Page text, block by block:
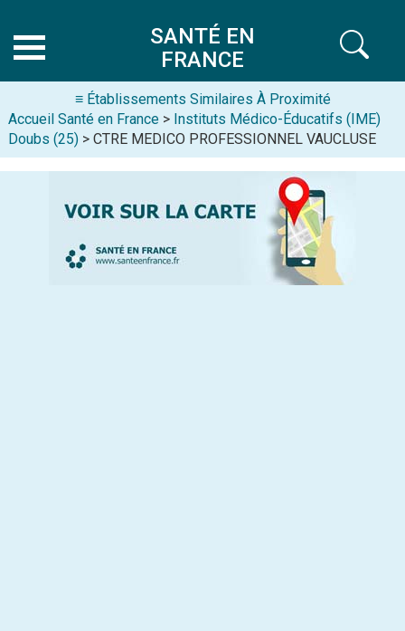
SANTÉ EN
FRANCE
≡ Établissements Similaires À Proximité
Accueil Santé en France > Instituts Médico-Éducatifs (IME)
Doubs (25) > CTRE MEDICO PROFESSIONNEL VAUCLUSE